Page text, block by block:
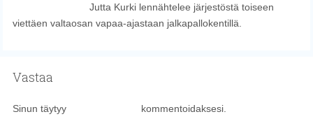
Jutta Kurki lennähtelee järjestöstä toiseen
viettäen valtaosan vapaa-ajastaan jalkapallokentillä.
Vastaa
Sinun täytyy kommentoidaksesi.